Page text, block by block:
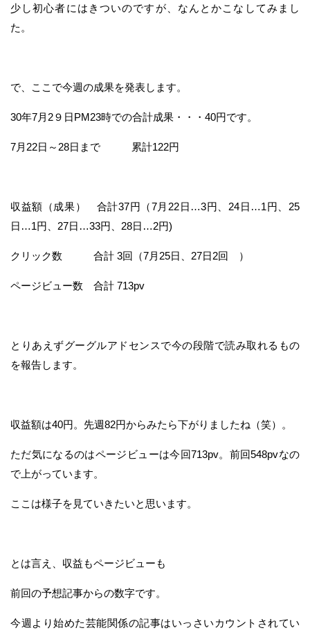
少し初心者にはきついのですが、なんとかこなしてみまし
た。
で、ここで今週の成果を発表します。
30年7月2９日PM23時での合計成果・・・40円です。
7月22日～28日まで 累計122円
収益額（成果） 合計37円（7月22日…3円、24日…1円、25
日…1円、27日…33円、28日…2円)
クリック数 合計 3回（7月25日、27日2回 ）
ページビュー数 合計 713pv
とりあえずグーグルアドセンスで今の段階で読み取れるもの
を報告します。
収益額は40円。先週82円からみたら下がりましたね（笑）。
ただ気になるのはページビューは今回713pv。前回548pvなの
で上がっています。
ここは様子を見ていきたいと思います。
とは言え、収益もページビューも
前回の予想記事からの数字です。
今週より始めた芸能関係の記事はいっさいカウントされてい